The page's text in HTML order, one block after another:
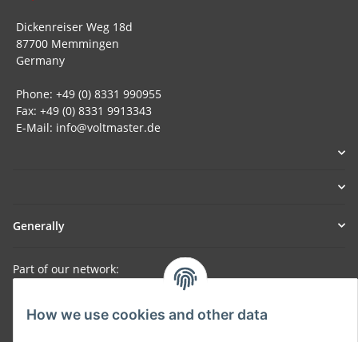
How we use cookies and other data
Dickenreiser Weg 18d
87700 Memmingen
Germany
Phone: +49 (0) 8331 990955
Fax: +49 (0) 8331 9913343
E-Mail: info@voltmaster.de
Generally
Part of our network: